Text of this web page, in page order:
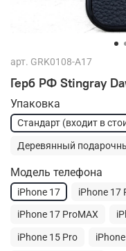
арт. GRK0108-A17
Герб РФ Stingray
Упаковка
Стандарт (входит в
Деревянный
Модель телефона
iPhone 17 iPhone 17
iPhone 17 ProMAX
iPhone 15 Pro